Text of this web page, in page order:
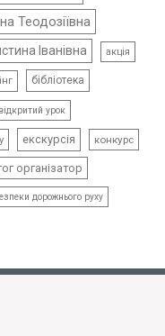
Теодозіївна
Іванівна акція
бібліотека
відкритий урок
екскурсія конкурс
організатор
дорожнього руху